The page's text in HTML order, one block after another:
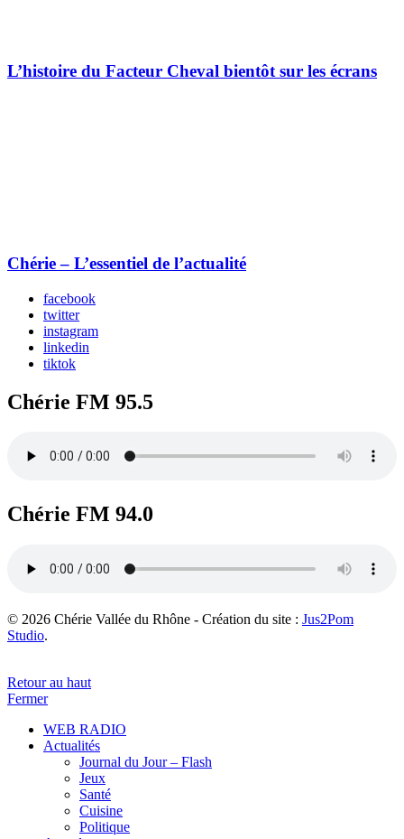
L’histoire du Facteur Cheval bientôt sur les écrans
Chérie – L’essentiel de l’actualité
facebook
twitter
instagram
linkedin
tiktok
Chérie FM 95.5
Chérie FM 94.0
© 2026 Chérie Vallée du Rhône - Création du site : Jus2Pom
Studio.
Retour au haut
Fermer
WEB RADIO
Actualités
Journal du Jour – Flash
Jeux
Santé
Cuisine
Politique